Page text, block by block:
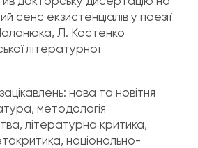
сенс екзистенціалів у поезії
Л. Костенко
літературної
нова та новітня
методологія
літературна критика,
національно-